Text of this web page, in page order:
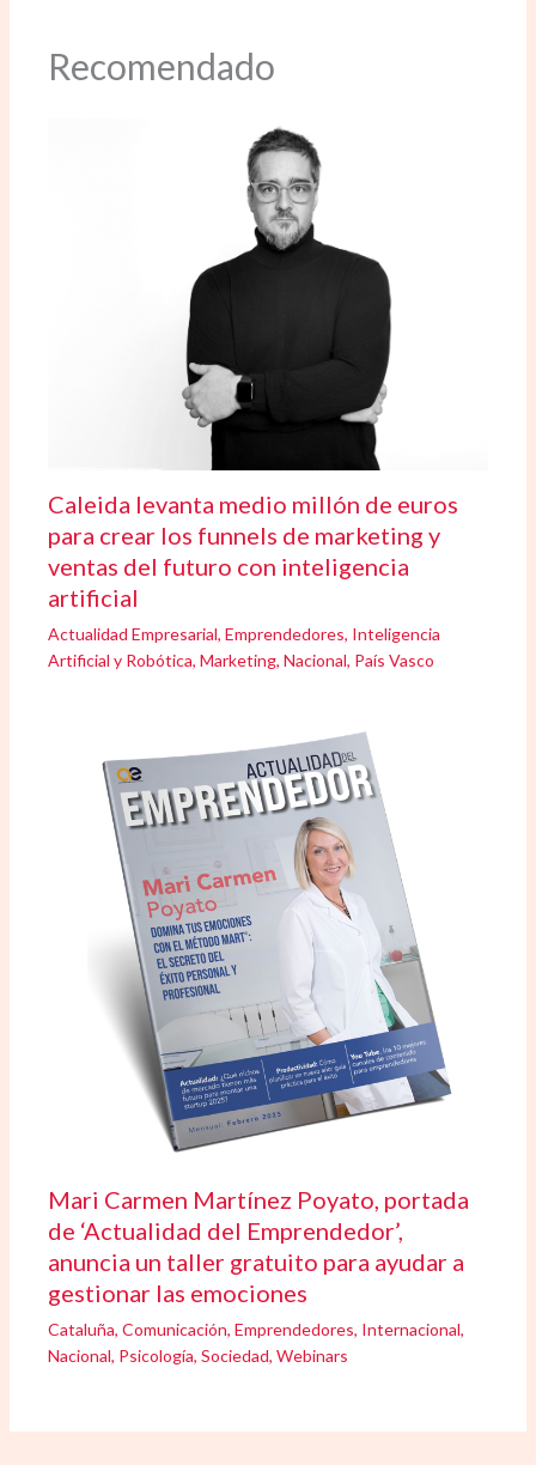
Recomendado
Caleida levanta medio millón de euros
para crear los funnels de marketing y
ventas del futuro con inteligencia
artificial
Actualidad Empresarial,Emprendedores, Inteligencia
Artificial y Robótica,Marketing,Nacional, País Vasco
Mari Carmen Martínez Poyato, portada
de ‘Actualidad del Emprendedor’,
anuncia un taller gratuito para ayudar a
gestionar las emociones
Cataluña,Comunicación,Emprendedores, Internacional,
Nacional, Psicología,Sociedad,Webinars